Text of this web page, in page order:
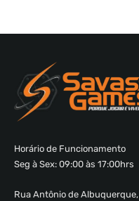
Horário de Funcionamento
Seg à Sex: 09:00 às 17:00hrs
Rua Antônio de Albuquerque,